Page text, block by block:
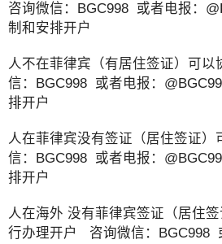
咨询微信：BGC998 或者电报：
制和安排开户
人不在菲律宾（有居住签证）可以
信：BGC998 或者电报：
排开户
人在菲律宾没有签证（居住签证）
信：BGC998 或者电报：
排开户
人在海外 没有菲律宾签证（居住
行办理开户 咨询微信：BGC998